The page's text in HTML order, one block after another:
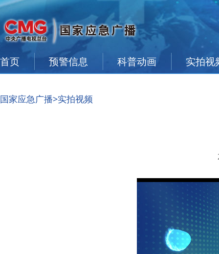
首页 预警信息 科普动画 实拍视
国家应急广播>实拍视频